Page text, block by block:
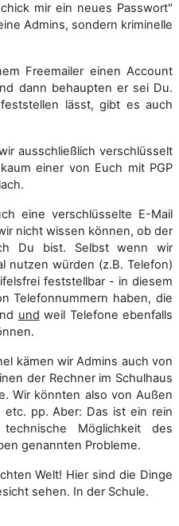
mir ein neues Passwort"
Admins, sondern kriminelle
Freemailer einen Account
dann behaupten er sei Du.
lässt, gibt es auch
ausschließlich verschlüsselt
einer von Euch mit PGP
eine verschlüsselte E-Mail
nicht wissen können, ob der
Du bist. Selbst wenn wir
nutzen würden (z.B. Telefon)
feststellbar - in diesem
Telefonnummern haben, die
und weil Telefone ebenfalls
kämen wir Admins auch von
der Rechner im Schulhaus
Wir könnten also von Außen
etc. pp. Aber: Das ist ein rein
Möglichkeit des
genannten Probleme.
Welt! Hier sind die Dinge
sehen. In der Schule.